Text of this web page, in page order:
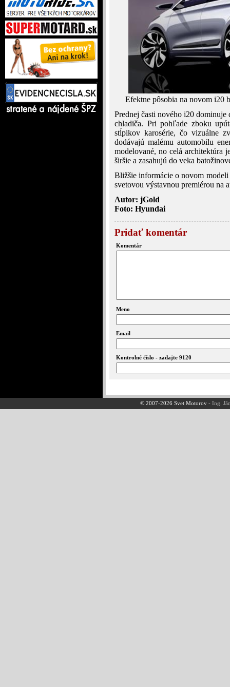
Efektne pôsobia na novom i20
Prednej časti nového i20
chladiča. Pri pohľade zboku
stĺpikov karosérie, čo vizuálne
dodávajú malému automobilu
modelované, no celá architektúra
širšie a zasahujú do veka
Bližšie informácie o novom
svetovou výstavnou premiérou na
Autor: jGold
Foto: Hyundai
Pridať komentár
Komentár
Meno
Email
Kontrolné číslo - zadajte 9120
© 2007-2026 Svet Motorov -Ing.